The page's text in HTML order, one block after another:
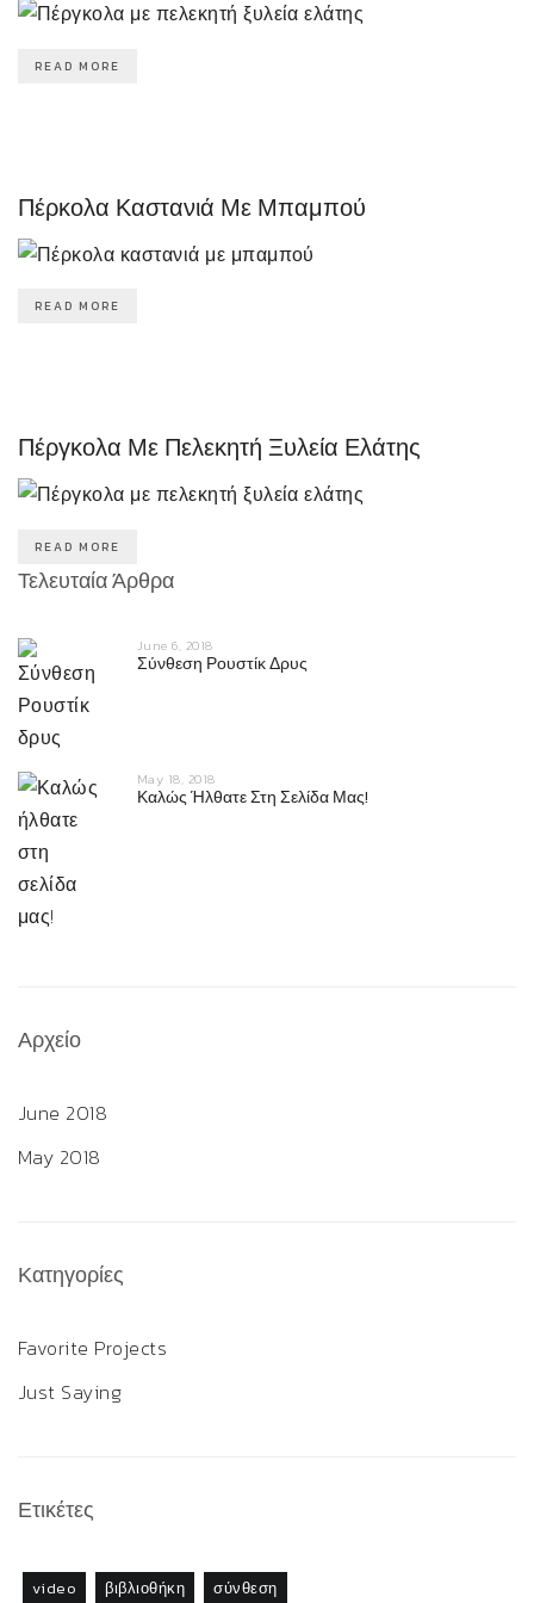
READ MORE
Πέρκολα Καστανιά Με Μπαμπού
READ MORE
Πέργκολα Με Πελεκητή Ξυλεία Ελάτης
READ MORE
Τελευταία Άρθρα
June 6, 2018
Σύνθεση Ρουστίκ Δρυς
May 18, 2018
Καλώς Ήλθατε Στη Σελίδα Μας!
Αρχείο
June 2018
May 2018
Κατηγορίες
Favorite Projects
Just Saying
Ετικέτες
video βιβλιοθήκη σύνθεση